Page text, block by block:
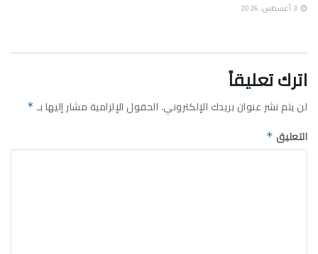
اترك تعليقاً
لن يتم نشر عنوان بريدك الإلكتروني.الحقول الإلزامية مشار إليها بـ *
التعليق *